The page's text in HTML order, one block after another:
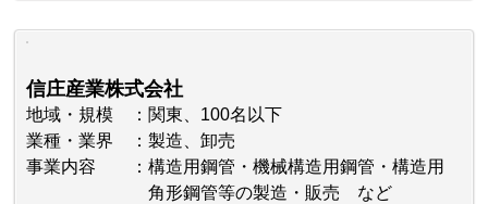
信庄産業株式会社
地域・規模
関東、100名以下
業種・業界
製造、卸売
事業内容
構造用鋼管・機械構造用鋼管・構造用
角形鋼管等の製造・販売 など